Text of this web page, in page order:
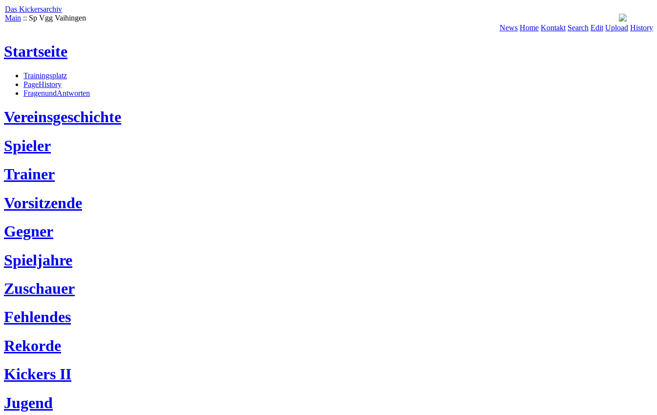
Das Kickersarchiv
Main :: Sp Vgg Vaihingen
News Home Kontakt Search Edit Upload History
Startseite
Trainingsplatz
PageHistory
FragenundAntworten
Vereinsgeschichte
Spieler
Trainer
Vorsitzende
Gegner
Spieljahre
Zuschauer
Fehlendes
Rekorde
Kickers II
Jugend